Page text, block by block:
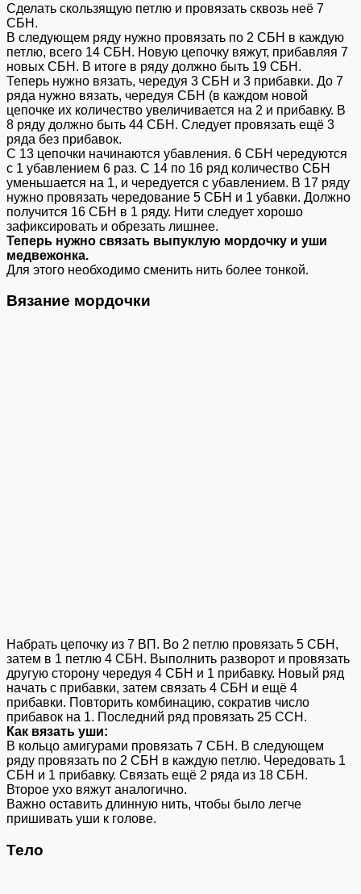
Сделать скользящую петлю и провязать сквозь неё 7
СБН.
В следующем ряду нужно провязать по 2 СБН в каждую
петлю, всего 14 СБН. Новую цепочку вяжут, прибавляя 7
новых СБН. В итоге в ряду должно быть 19 СБН.
Теперь нужно вязать, чередуя 3 СБН и 3 прибавки. До 7
ряда нужно вязать, чередуя СБН (в каждом новой
цепочке их количество увеличивается на 2 и прибавку. В
8 ряду должно быть 44 СБН. Следует провязать ещё 3
ряда без прибавок.
С 13 цепочки начинаются убавления. 6 СБН чередуются
с 1 убавлением 6 раз. С 14 по 16 ряд количество СБН
уменьшается на 1, и чередуется с убавлением. В 17 ряду
нужно провязать чередование 5 СБН и 1 убавки. Должно
получится 16 СБН в 1 ряду. Нити следует хорошо
зафиксировать и обрезать лишнее.
Теперь нужно связать выпуклую мордочку и уши
медвежонка.
Для этого необходимо сменить нить более тонкой.
Вязание мордочки
Набрать цепочку из 7 ВП. Во 2 петлю провязать 5 СБН,
затем в 1 петлю 4 СБН. Выполнить разворот и провязать
другую сторону чередуя 4 СБН и 1 прибавку. Новый ряд
начать с прибавки, затем связать 4 СБН и ещё 4
прибавки. Повторить комбинацию, сократив число
прибавок на 1. Последний ряд провязать 25 ССН.
Как вязать уши:
В кольцо амигурами провязать 7 СБН. В следующем
ряду провязать по 2 СБН в каждую петлю. Чередовать 1
СБН и 1 прибавку. Связать ещё 2 ряда из 18 СБН.
Второе ухо вяжут аналогично.
Важно оставить длинную нить, чтобы было легче
пришивать уши к голове.
Тело